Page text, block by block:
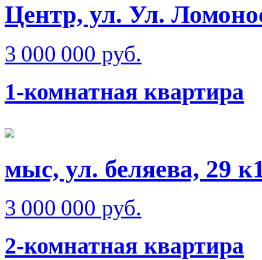
Центр, ул. Ул.
3 000 000 руб.
1-комнатная квартира
мыс, ул. беляева, 29
3 000 000 руб.
2-комнатная квартира